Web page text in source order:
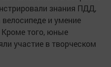
знания ПДД,
и умение
того, юные
участие в творческом